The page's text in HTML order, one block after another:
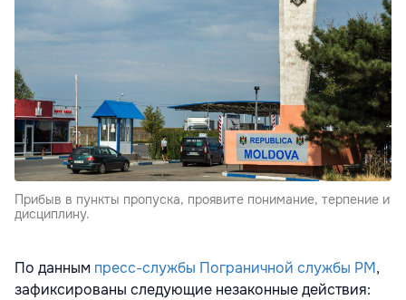
Прибыв в пункты пропуска, проявите понимание, терпение и
дисциплину.
По данным пресс-службы Пограничной службы РМ,
зафиксированы следующие незаконные действия: